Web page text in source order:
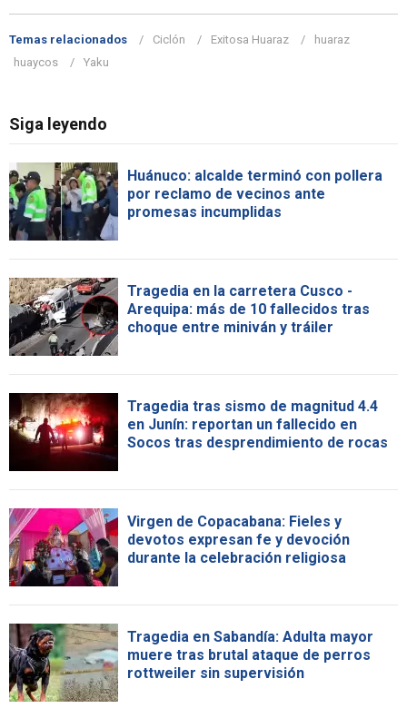
Temas relacionados Ciclón Exitosa Huaraz
huaraz
huaycos
Yaku
Siga leyendo
Huánuco: alcalde terminó con pollera
por reclamo de vecinos ante
promesas incumplidas
Tragedia en la carretera Cusco -
Arequipa: más de 10 fallecidos tras
choque entre miniván y tráiler
Tragedia tras sismo de magnitud 4.4
en Junín: reportan un fallecido en
Socos tras desprendimiento de rocas
Virgen de Copacabana: Fieles y
devotos expresan fe y devoción
durante la celebración religiosa
Tragedia en Sabandía: Adulta mayor
muere tras brutal ataque de perros
rottweiler sin supervisión